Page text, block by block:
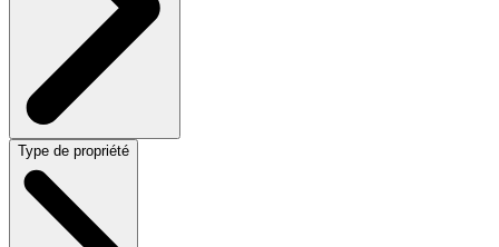
Type de propriété